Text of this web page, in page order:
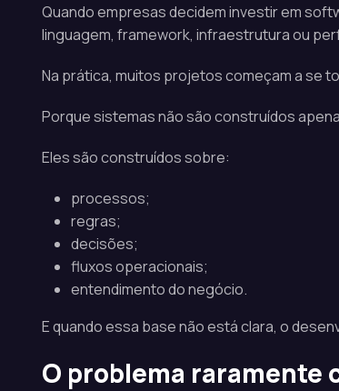
Quando empresas decidem investir em
linguagem, framework, infraestrutura ou
Na prática, muitos projetos começam a se
Porque sistemas não são construídos
Eles são construídos sobre:
processos;
regras;
decisões;
fluxos operacionais;
entendimento do negócio.
E quando essa base não está clara, o
O problema raramente